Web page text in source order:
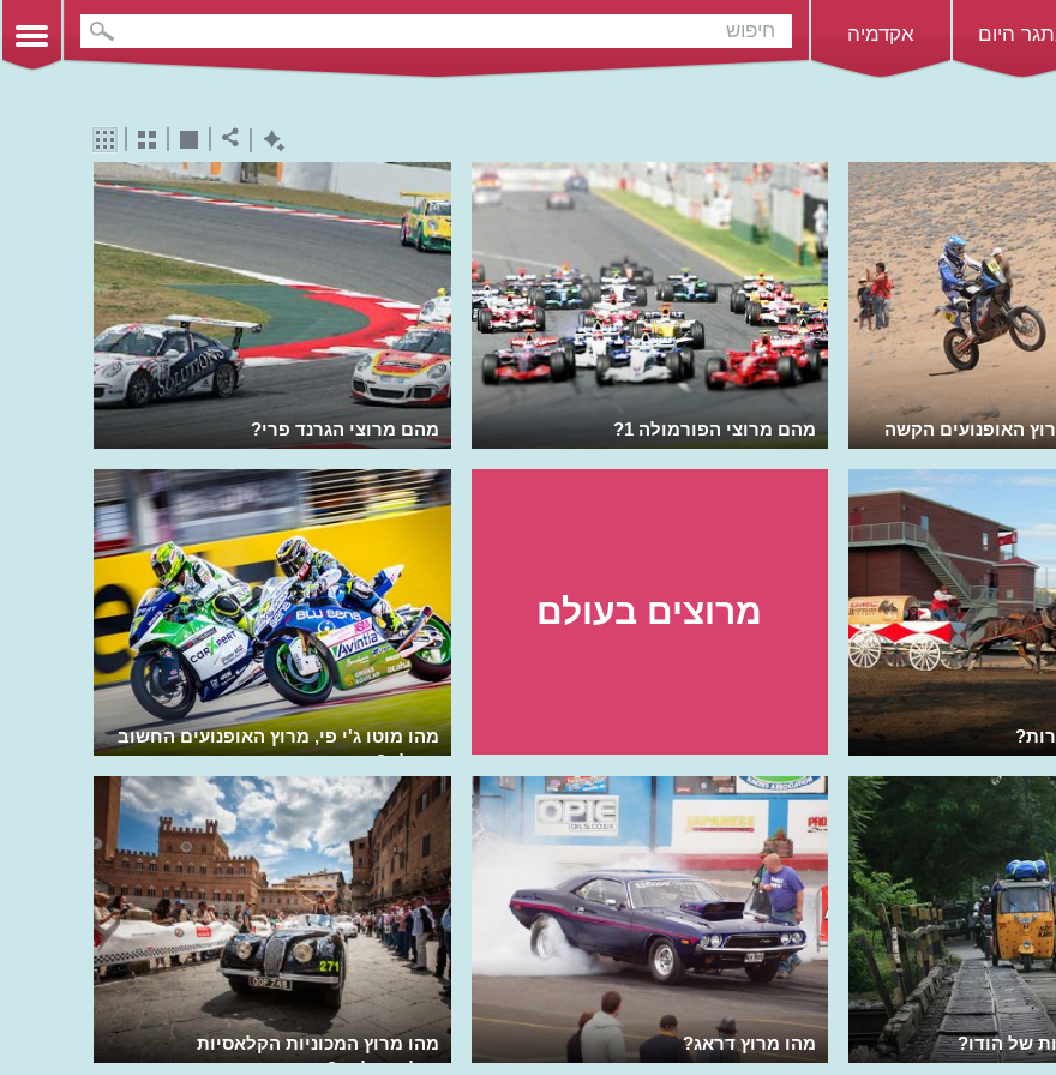
היום אקדמיה
מהם מרוצי הגרנד פרי? מהם מרוצי הפורמולה 1?
האופנועים הקשה
מהו מוטו ג'י פי, מרוץ האופנועים החשוב
בעולם?
מרוצים בעולם
מהו מרוץ המכוניות הקלאסיות
מילה-מילייה?
מהו מרוץ דראג? של הודו?